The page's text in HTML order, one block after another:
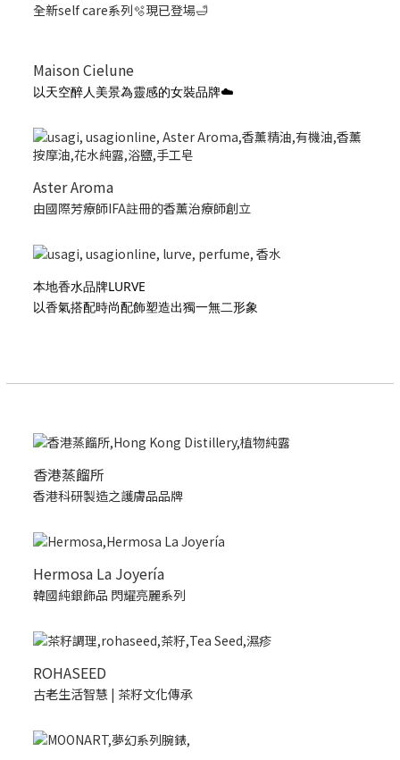
全新self care系列🫧現已登場🛁
Maison Cielune
以天空醉人美景為靈感的女裝品牌☁️
Aster Aroma
由國際芳療師IFA註冊的香薰治療師創立
本地香水品牌LURVE
以香氣搭配時尚配飾塑造出獨一無二形象
香港蒸餾所
香港科研製造之護膚品品牌
Hermosa La Joyería
韓國純銀飾品 閃耀亮麗系列
ROHASEED
古老生活智慧 | 茶籽文化傳承